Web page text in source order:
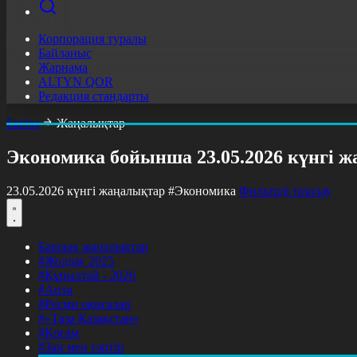
Корпорация туралы
Байланыс
Жарнама
ALTYN QOR
Редакция стандарты
Басты
Жаңалықтар
Экономика бойынша 23.05.2026 күнгі
23.05.2026 күнгі жаңалықтар #Экономика Фильтрді тазалау
Барлық жаңалықтар
#Жолдау 2025
#Құрылтай - 2026
#Апта
#Ресми оқиғалар
#«Таза Қазақстан»
#Қоғам
#Заң мен тәртіп